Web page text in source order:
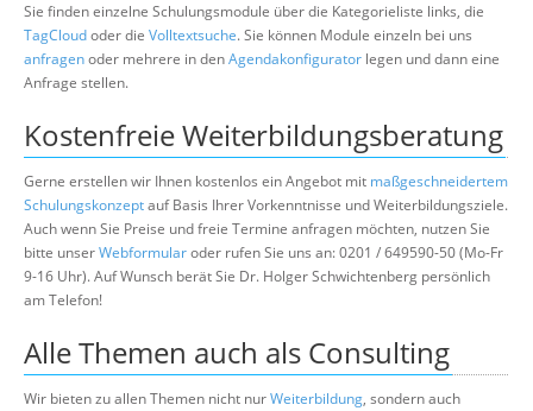
Sie finden einzelne Schulungsmodule über die Kategorieliste links, die
TagCloudoder die Volltextsuche. Sie können Module einzeln bei uns
anfragenoder mehrere in denAgendakonfigurator legen und dann eine
Anfrage stellen.
Kostenfreie Weiterbildungsberatung
Gerne erstellen wir Ihnen kostenlos ein Angebot mit maßgeschneidertem
Schulungskonzeptauf Basis Ihrer Vorkenntnisse und Weiterbildungsziele.
Auch wenn Sie Preise und freie Termine anfragen möchten, nutzen Sie
bitte unserWebformularoder rufen Sie uns an: 0201 / 649590-50 (Mo-Fr
9-16 Uhr). Auf Wunsch berät Sie Dr. Holger Schwichtenberg persönlich
am Telefon!
Alle Themen auch als Consulting
Wir bieten zu allen Themen nicht nurWeiterbildung, sondern auch